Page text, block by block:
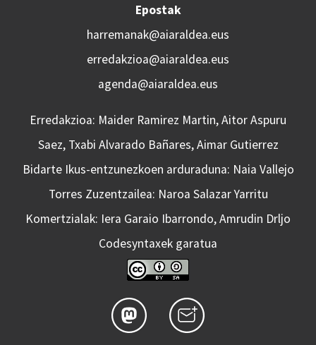
Epostak
harremanak@aiaraldea.eus
erredakzioa@aiaraldea.eus
agenda@aiaraldea.eus
Erredakzioa: Maider Ramirez Martin, Aitor Aspuru
Saez, Txabi Alvarado Bañares, Aimar Gutierrez
Bidarte Ikus-entzunezkoen arduraduna: Naia Vallejo
Torres Zuzentzailea: Naroa Salazar Yarritu
Komertzialak: Iera Garaio Ibarrondo, Amrudin Drljo
Codesyntaxek garatua